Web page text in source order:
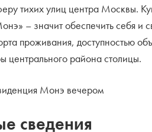
тихих улиц центра Москвы.
– значит обеспечить себя и
проживания, доступностью
центрального района столицы.
сведения